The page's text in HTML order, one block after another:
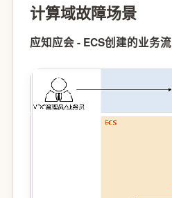
计算域故障场景
应知应会 - ECS创建的业务流